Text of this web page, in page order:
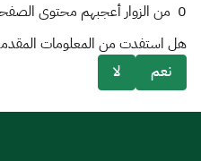
0 من الزوار أعجبهم محتوى
هل استفدت من المعلومات
نعم
لا